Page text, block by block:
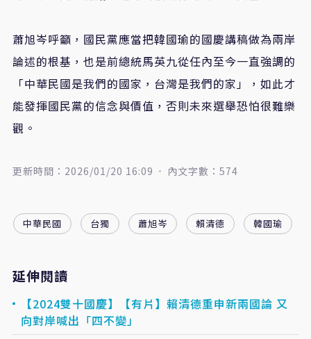
蕭旭岑呼籲，國民黨應當把韓國瑜的國慶講稿做為兩岸
論述的根基，也是前總統馬英九從任內至今一直強調的
「中華民國是我們的國家，台灣是我們的家」，如此才
能發揮國民黨的信念與價值，否則未來選舉恐怕很難樂
觀。
更新時間：2026/01/20 16:09 內文字數：574
中華民國 台獨 蕭旭岑 賴清德 韓國瑜
延伸閱讀
【2024雙十國慶】【有片】賴清德重申新兩國論 又
向對岸喊出「四不變」